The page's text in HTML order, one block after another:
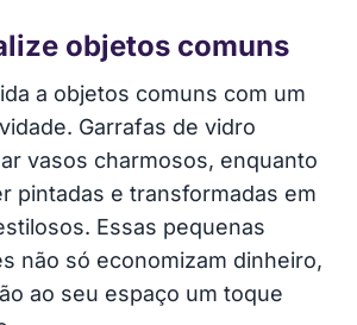
objetos comuns
a objetos comuns com um
Garrafas de vidro
vasos charmosos, enquanto
pintadas e transformadas em
Essas pequenas
não só economizam dinheiro,
ao seu espaço um toque